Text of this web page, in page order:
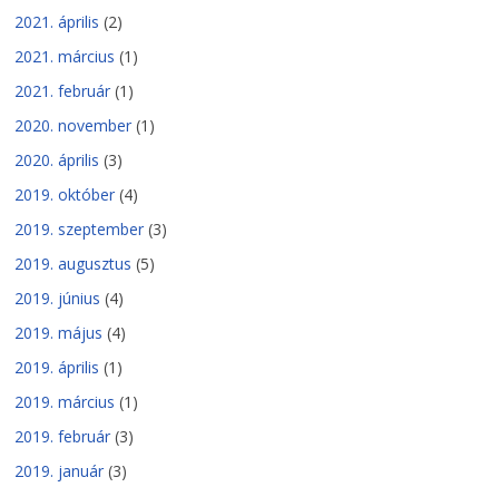
2021. április (2)
2021. március (1)
2021. február (1)
2020. november (1)
2020. április (3)
2019. október (4)
2019. szeptember (3)
2019. augusztus (5)
2019. június (4)
2019. május (4)
2019. április (1)
2019. március (1)
2019. február (3)
2019. január (3)